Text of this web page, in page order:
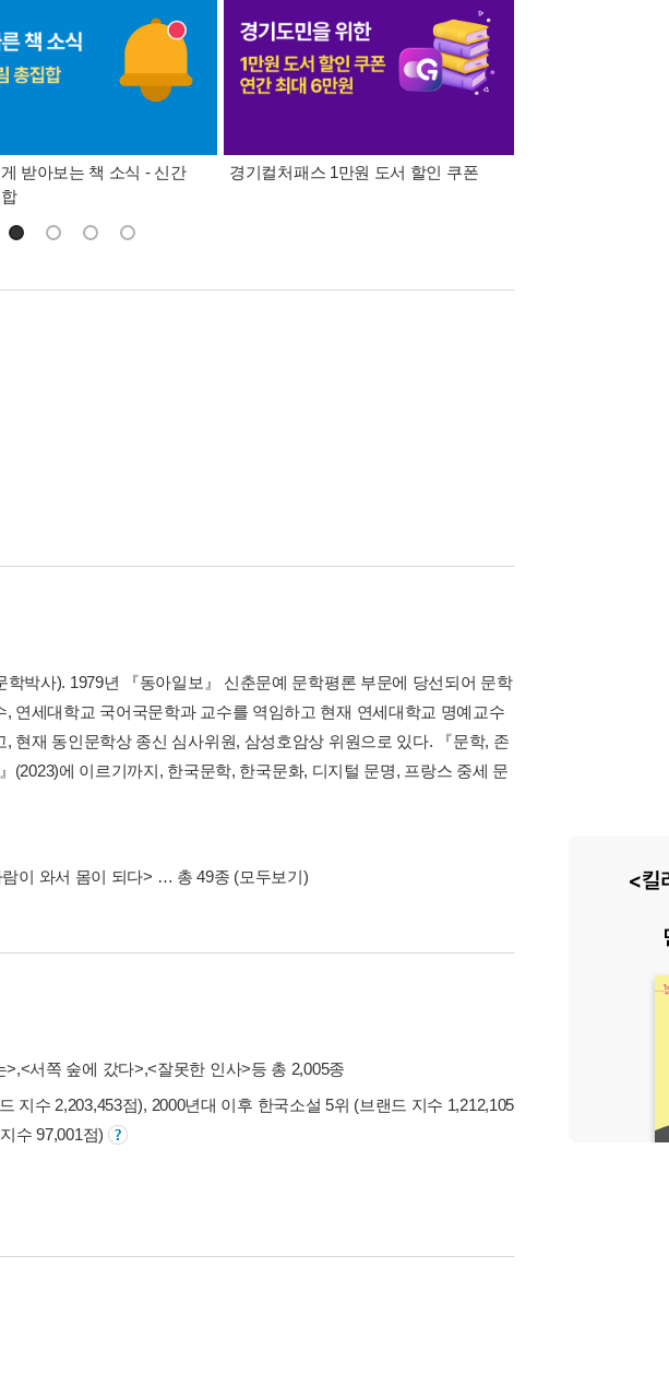
받아보는 책 소식 - 신간
경기컬처패스 1만원 도서 할인 쿠폰
박사). 1979년 『동아일보』 신춘문예 문학평론 부문에 당선되어 문학
연세대학교 국어국문학과 교수를 역임하고 현재 연세대학교 명예교수
현재 동인문학상 종신 심사위원, 삼성호암상 위원으로 있다. 『문학, 존
(2023)에 이르기까지, 한국문학, 한국문화, 디지털 문명, 프랑스 중세 문
이 와서 몸이 되다> … 총 49종 (모두보기)
>,<서쪽 숲에 갔다>,<잘못한 인사>등 총 2,005종
지수 2,203,453점), 2000년대 이후 한국소설 5위 (브랜드 지수 1,212,105
수 97,001점)